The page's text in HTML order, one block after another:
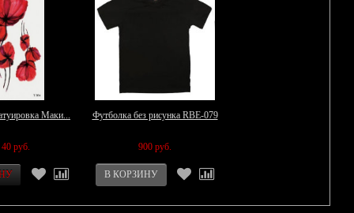
Маки...
40 руб.
Футболка без рисунка RBE-079
900 руб.